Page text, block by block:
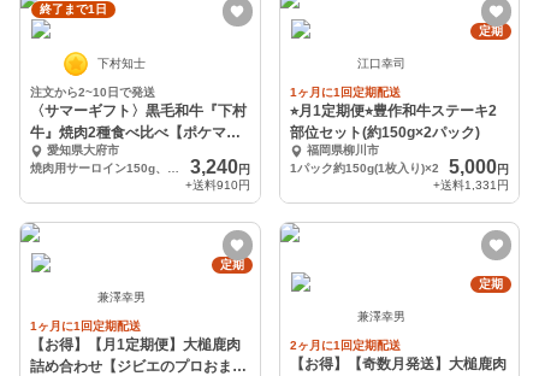
終了まで1日
下村知士
注文から2~10日で発送
〈サマーギフト〉黒毛和牛『下村
牛』焼肉2種食べ比べ【ポケマル
夏ギフト】
愛知県大府市
3,240円
+送料910円
定期
江口幸司
1ヶ月に1回定期配送
⭐︎月1定期便⭐︎豊作和牛ステーキ2
部位セット(約150g×2パック)
福岡県柳川市
1パック約150g(1枚入り)×2
5,000円
+送料1,331円
定期
兼澤幸男
1ヶ月に1回定期配送
【お得】【月1定期便】大槌鹿肉
詰め合わせ【ジビエのプロおまか
定期
兼澤幸男
2ヶ月に1回定期配送
【お得】【奇数月発送】大槌鹿肉